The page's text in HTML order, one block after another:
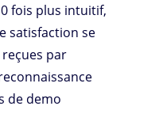
fois plus intuitif,
satisfaction se
par
de demo